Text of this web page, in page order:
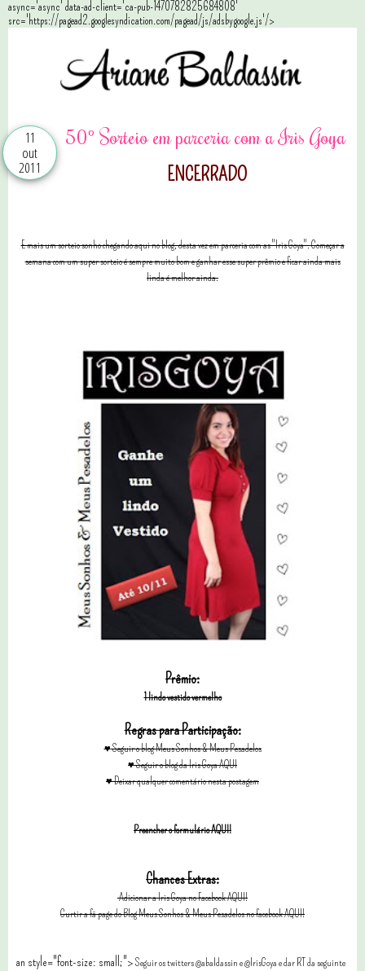
async='async' data-ad-client='ca-pub-1470782825684808'
src='https://pagead2.googlesyndication.com/pagead/js/adsbygoogle.js'/>
11
out
2011
50º Sorteio em parceria com a Iris Goya
ENCERRADO
E mais um sorteio sonho chegando aqui no blog, desta vez em parceria com as "Iris Goya". Começar a
semana com um super sorteio é sempre muito bom e ganhar esse super prêmio e ficar ainda mais
linda é melhor ainda.
Prêmio:
1 lindo vestido vermelho
Regras para Participação:
♥Seguir o blog Meus Sonhos & Meus Pesadelos
♥ Seguir o blog da Iris Goya AQUI
♥ Deixar qualquer comentário nesta postagem
Preencher o formulário AQUI!
Chances Extras:
Adicionar a Iris Goya no Facebook AQUI!
Curtir a fã page do Blog Meus Sonhos & Meus Pesadelos no facebook AQUI!
an style="font-size: small;"> Seguir os twitters @abaldassin e @IrisGoya e dar RT da seguinte